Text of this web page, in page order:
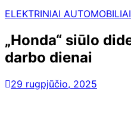
ELEKTRINIAI AUTOMOBILIAI
„Honda“ siūlo
darbo dienai
29 rugpjūčio, 2025